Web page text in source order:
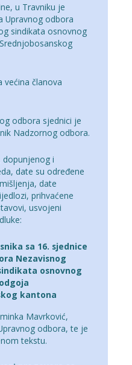
u Travniku je
Upravnog odbora
sindikata osnovnog
većina članova
odbora sjednici je
Nadzornog odbora.
i
date su određene
date
prihvaćene
usvojeni
sa 16. sjednice
Nezavisnog
osnovnog
kantona
Mavrković,
odbora, te je
tekstu.